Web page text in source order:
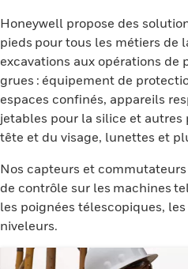
Honeywell propose des
pieds pour tous les métiers de
excavations aux opérations de
grues : équipement de
espaces confinés, appareils
jetables pour la silice et autres
tête et du visage, lunettes et
Nos capteurs et
de contrôle sur les machines
les poignées télescopiques,
niveleurs.